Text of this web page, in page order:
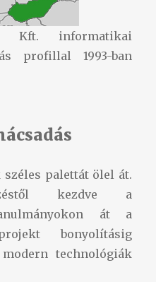
Kft. informatikai
profillal 1993-ban
palettát ölel át.
kezdve a
át a
bonyolításig
technológiák